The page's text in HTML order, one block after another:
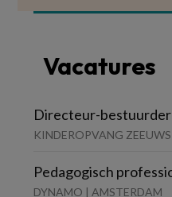
Vacatures
Directeur-bestuurder
KINDEROPVANG
Pedagogisch
DYNAMO | AMSTERDAM